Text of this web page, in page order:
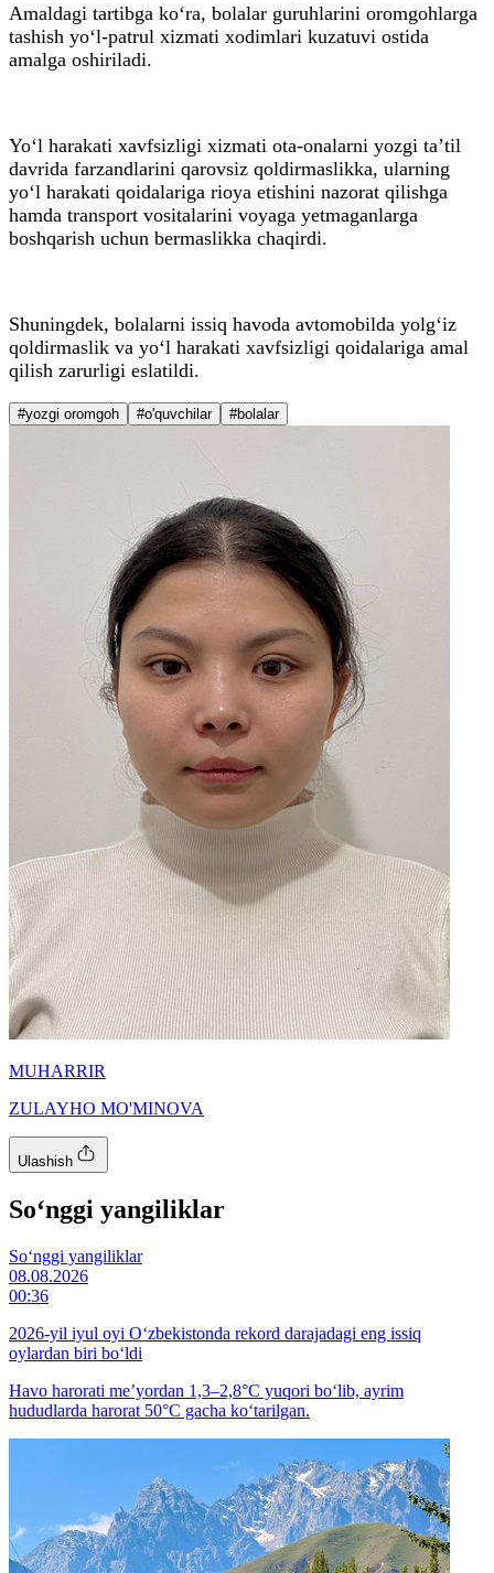
Amaldagi tartibga ko‘ra, bolalar guruhlarini oromgohlarga
tashish yo‘l-patrul xizmati xodimlari kuzatuvi ostida
amalga oshiriladi.
Yo‘l harakati xavfsizligi xizmati ota-onalarni yozgi ta’til
davrida farzandlarini qarovsiz qoldirmaslikka, ularning
yo‘l harakati qoidalariga rioya etishini nazorat qilishga
hamda transport vositalarini voyaga yetmaganlarga
boshqarish uchun bermaslikka chaqirdi.
Shuningdek, bolalarni issiq havoda avtomobilda yolg‘iz
qoldirmaslik va yo‘l harakati xavfsizligi qoidalariga amal
qilish zarurligi eslatildi.
#yozgi oromgoh #o'quvchilar #bolalar
MUHARRIR
ZULAYHO MO'MINOVA
Ulashish
So‘nggi yangiliklar
So‘nggi yangiliklar
08.08.2026
00:36
2026-yil iyul oyi O‘zbekistonda rekord darajadagi eng issiq
oylardan biri bo‘ldi
Havo harorati me’yordan 1,3–2,8°C yuqori bo‘lib, ayrim
hududlarda harorat 50°C gacha ko‘tarilgan.